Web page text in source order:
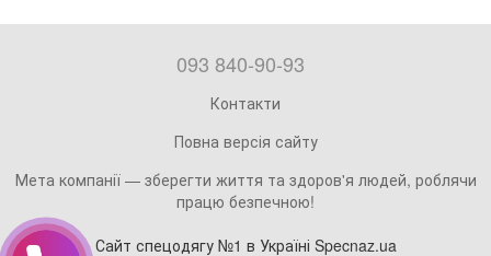
093 840-90-93
Контакти
Повна версія сайту
Мета компанії — зберегти життя та здоров'я людей, роблячи
працю безпечною!
Сайт спецодягу №1 в Україні Specnaz.ua